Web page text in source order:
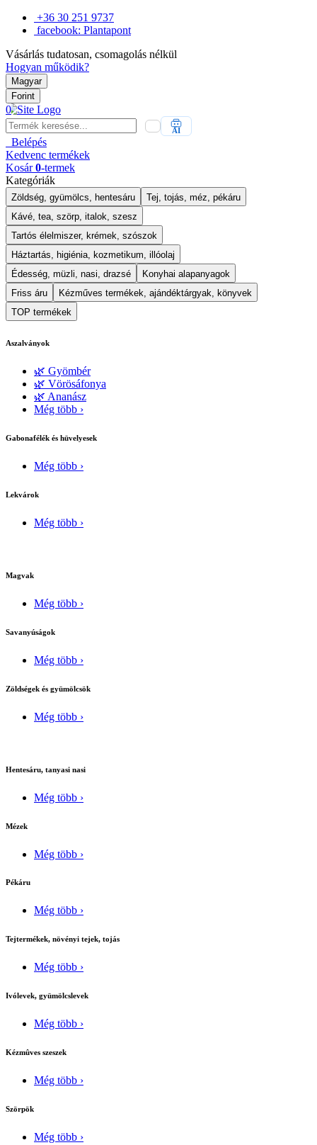
+36 30 251 9737
facebook: Plantapont
Vásárlás tudatosan, csomagolás nélkül
Hogyan működik?
Magyar
Forint
0
AI
Belépés
Kedvenc termékek
Kosár 0-termek
Kategóriák
Zöldség, gyümölcs, hentesáru
Tej, tojás, méz, pékáru
Kávé, tea, szörp, italok, szesz
Tartós élelmiszer, krémek, szószok
Háztartás, higiénia, kozmetikum, illóolaj
Édesség, müzli, nasi, drazsé
Konyhai alapanyagok
Friss áru
Kézműves termékek, ajándéktárgyak, könyvek
TOP termékek
Aszalványok
🌿 Gyömbér
🌿 Vörösáfonya
🌿 Ananász
Még több ›
Gabonafélék és hüvelyesek
Még több ›
Lekvárok
Még több ›
Magvak
Még több ›
Savanyúságok
Még több ›
Zöldségek és gyümölcsök
Még több ›
Hentesáru, tanyasi nasi
Még több ›
Mézek
Még több ›
Pékáru
Még több ›
Tejtermékek, növényi tejek, tojás
Még több ›
Ivólevek, gyümölcslevek
Még több ›
Kézmûves szeszek
Még több ›
Szörpök
Még több ›